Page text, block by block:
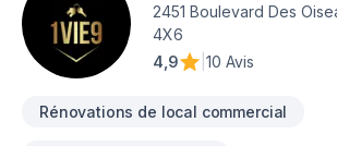
2451 Boulevard Des
4X6
4,9
10 Avis
Rénovations de local commercial